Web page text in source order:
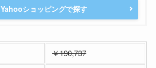
Yahooショッピングで探す
￥190,737